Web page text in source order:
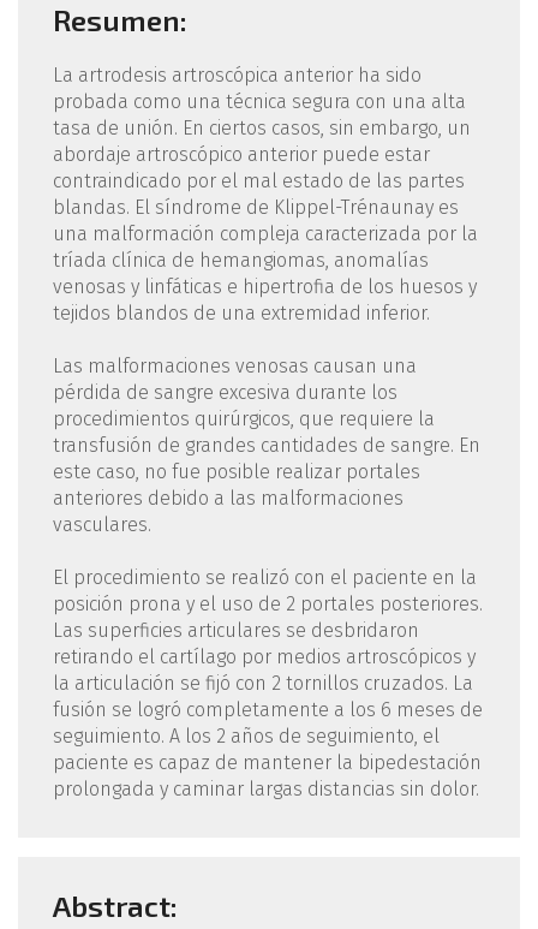
Resumen:
La artrodesis artroscópica anterior ha sido
probada como una técnica segura con una alta
tasa de unión. En ciertos casos, sin embargo, un
abordaje artroscópico anterior puede estar
contraindicado por el mal estado de las partes
blandas. El síndrome de Klippel-Trénaunay es
una malformación compleja caracterizada por la
tríada clínica de hemangiomas, anomalías
venosas y linfáticas e hipertrofia de los huesos y
tejidos blandos de una extremidad inferior.
Las malformaciones venosas causan una
pérdida de sangre excesiva durante los
procedimientos quirúrgicos, que requiere la
transfusión de grandes cantidades de sangre. En
este caso, no fue posible realizar portales
anteriores debido a las malformaciones
vasculares.
El procedimiento se realizó con el paciente en la
posición prona y el uso de 2 portales posteriores.
Las superficies articulares se desbridaron
retirando el cartílago por medios artroscópicos y
la articulación se fijó con 2 tornillos cruzados. La
fusión se logró completamente a los 6 meses de
seguimiento. A los 2 años de seguimiento, el
paciente es capaz de mantener la bipedestación
prolongada y caminar largas distancias sin dolor.
Abstract: